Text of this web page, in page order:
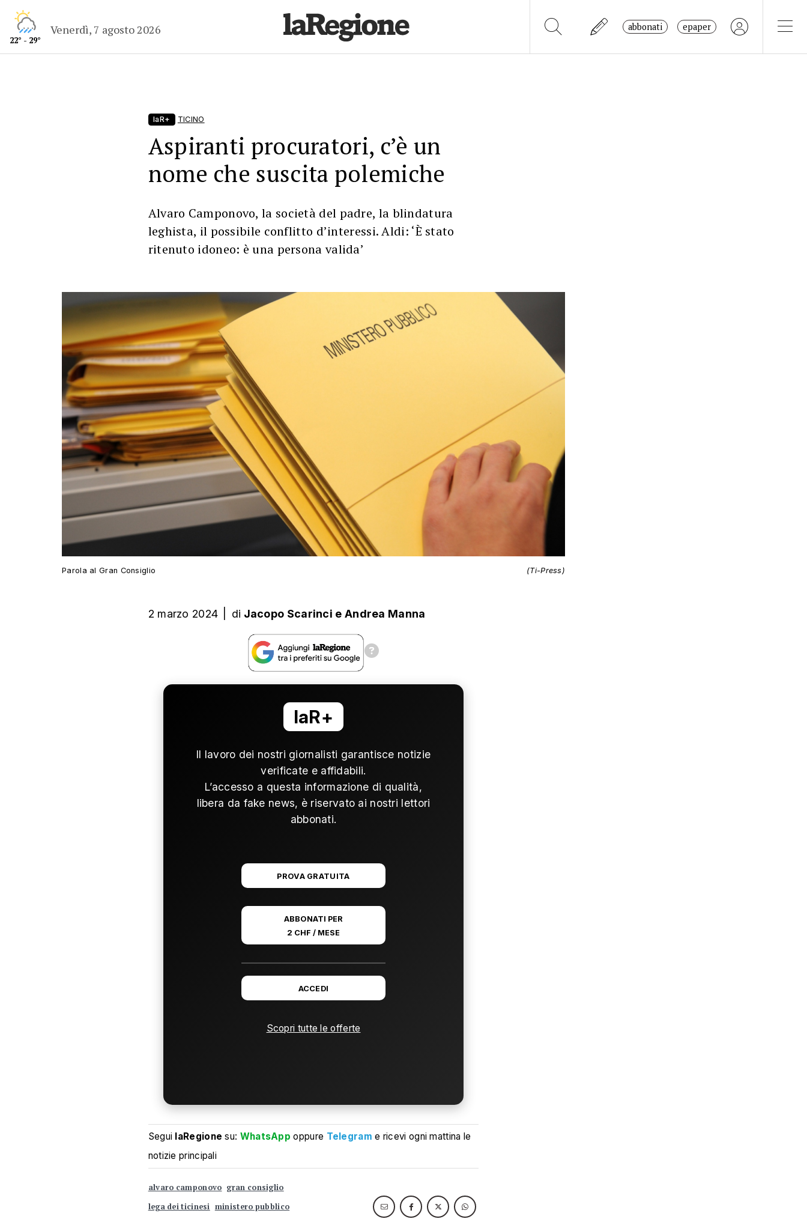
22° - 29°
Venerdì, 7 agosto 2026 abbonati epaper
laR+ TICINO
Aspiranti procuratori, c’è un
nome che suscita polemiche
Alvaro Camponovo, la società del padre, la blindatura
leghista, il possibile conflitto d’interessi. Aldi: ‘È stato
ritenuto idoneo: è una persona valida’
Parola al Gran Consiglio (Ti-Press)
2 marzo 2024 di Jacopo Scarinci e Andrea Manna
laR+
Il lavoro dei nostri giornalisti garantisce notizie
verificate e affidabili.
L’accesso a questa informazione di qualità,
libera da fake news, è riservato ai nostri lettori
abbonati.
PROVA GRATUITA
ABBONATI PER
2 CHF / MESE
ACCEDI
Scopri tutte le offerte
Segui laRegione su: WhatsApp oppure Telegram e ricevi ogni mattina le
notizie principali
alvaro camponovo gran consiglio
lega dei ticinesi ministero pubblico